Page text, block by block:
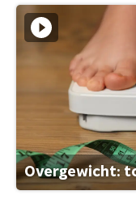
Overgewicht: